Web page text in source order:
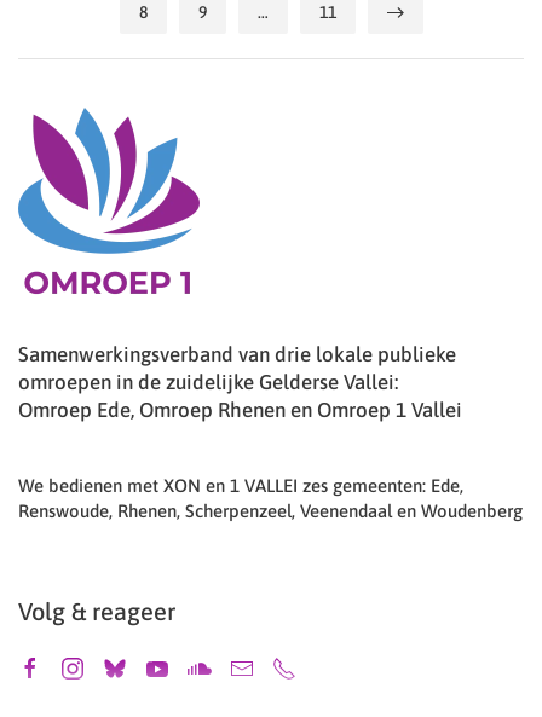
8 9 … 11
Samenwerkingsverband van drie lokale publieke
omroepen in de zuidelijke Gelderse Vallei:
Omroep Ede, Omroep Rhenen en Omroep 1 Vallei
We bedienen met XON en 1 VALLEI zes gemeenten: Ede,
Renswoude, Rhenen, Scherpenzeel, Veenendaal en Woudenberg
Volg & reageer